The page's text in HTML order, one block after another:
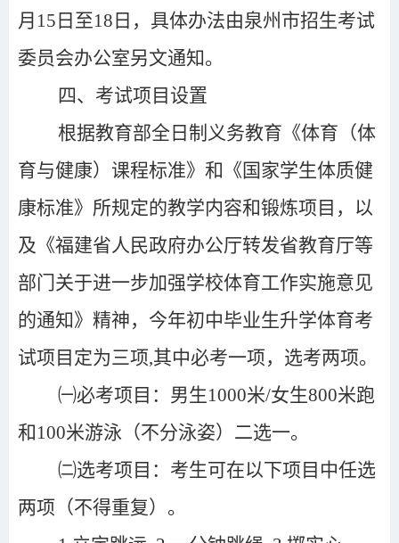
月15日至18日，具体办法由泉州市招生考试
委员会办公室另文通知。
四、考试项目设置
根据教育部全日制义务教育《体育（体
育与健康）课程标准》和《国家学生体质健
康标准》所规定的教学内容和锻炼项目， 以
及 《福建省人民政府办公厅转发省教育厅等
部门关于进一步加强学校体育工作实施意见
的通知》 精神，今年初中毕业生升学体育考
试项目定为三项,其中必考一项，选考两项。
㈠必考项目：男生1000米/女生800米跑
和100米游泳（不分泳姿）二选一。
㈡选考项目：考生可在以下项目中任选
两项（不得重复）。